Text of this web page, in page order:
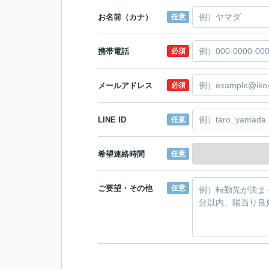
お名前（カナ） 任意
携帯電話 必須
メールアドレス 必須
LINE ID 任意
希望連絡時間 任意
ご要望・その他 任意